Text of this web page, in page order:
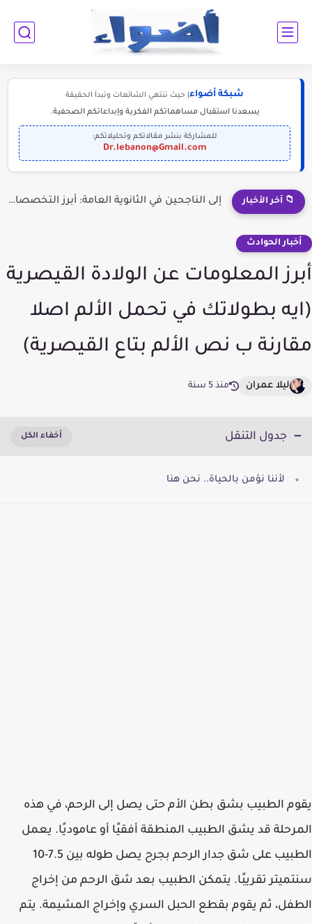
شبكة أضواء | حيث تنتهي الشائعات وتبدأ الحقيقة
يسعدنا استقبال مساهماتكم الفكرية وإبداعاتكم الصحفية.
للمشاركة بنشر مقالاتكم وتحليلاتكم:
Dr.lebanon@Gmail.com
📁 آخر الأخبار إلى الناجحين في الثانوية العامة: أبرز التخصصات المطلوبة للمستقبل (2030-2050)
أخبار الحوادث
أبرز المعلومات عن الولادة القيصرية
(ايه بطولاتك في تحمل الألم اصلا
مقارنة ب نص الألم بتاع القيصرية)
ليلا عمران منذ 5 سنة
جدول التنقل
لأننا نؤمن بالحياة.. نحن هنا
يقوم الطبيب بشق بطن الأم حتى يصل إلى الرحم، في هذه
المرحلة قد يشق الطبيب المنطقة أفقيًا أو عاموديًا. يعمل
الطبيب على شق جدار الرحم بجرح يصل طوله بين 7.5-10
سنتميتر تقريبًا. يتمكن الطبيب بعد شق الرحم من إخراج
الطفل، ثم يقوم بقطع الحبل السري وإخراج المشيمة. يتم